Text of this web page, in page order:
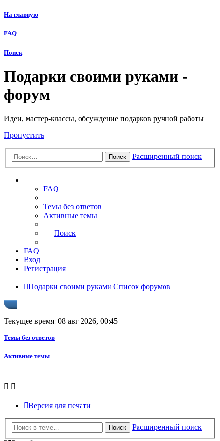
На главную
FAQ
Поиск
Подарки своими руками -
форум
Идеи, мастер-классы, обсуждение подарков ручной работы
Пропустить
Поиск Расширенный поиск
FAQ
Темы без ответов
Активные темы
Поиск
FAQ
Вход
Регистрация
Подарки своими руками Список форумов
Текущее время: 08 авг 2026, 00:45
Темы без ответов
Активные темы
Версия для печати
Поиск
Расширенный поиск